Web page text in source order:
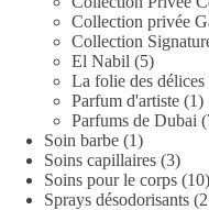
Collection privée
Collection
El Nabil (5)
La folie des délices
Parfum d'artiste (1)
Parfums de Dubai
Soin barbe (1)
Soins capillaires (3)
Soins pour le corps (10)
Sprays désodorisants